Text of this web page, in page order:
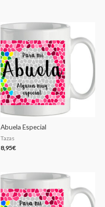
Abuela Especial
Tazas
8,95€